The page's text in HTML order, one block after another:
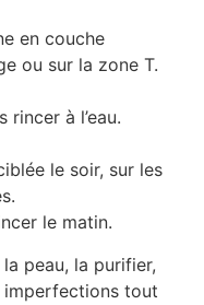
en couche
ou sur la zone T.
rincer à l’eau.
le soir, sur les
le matin.
peau, la purifier,
imperfections tout